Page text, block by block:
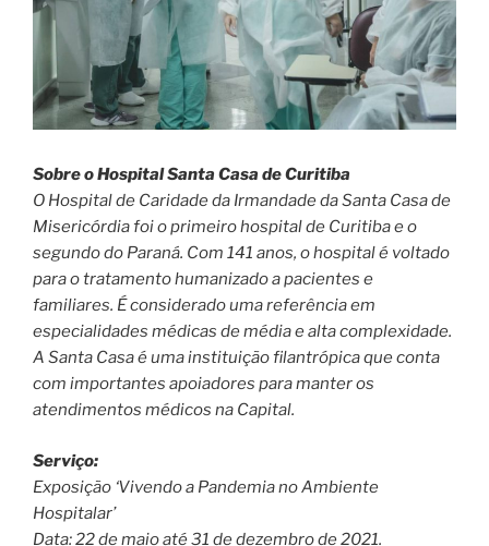
Sobre o Hospital Santa Casa de Curitiba
O Hospital de Caridade da Irmandade da Santa Casa de
Misericórdia foi o primeiro hospital de Curitiba e o
segundo do Paraná. Com 141 anos, o hospital é voltado
para o tratamento humanizado a pacientes e
familiares. É considerado uma referência em
especialidades médicas de média e alta complexidade.
A Santa Casa é uma instituição filantrópica que conta
com importantes apoiadores para manter os
atendimentos médicos na Capital.
Serviço:
Exposição ‘Vivendo a Pandemia no Ambiente
Hospitalar’
Data: 22 de maio até 31 de dezembro de 2021.